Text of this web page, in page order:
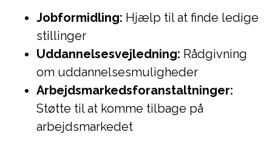
Jobformidling: Hjælp til at finde ledige
stillinger
Uddannelsesvejledning: Rådgivning
om uddannelsesmuligheder
Arbejdsmarkedsforanstaltninger:
Støtte til at komme tilbage på
arbejdsmarkedet